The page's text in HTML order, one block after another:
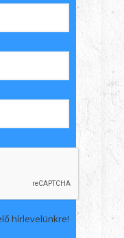
hírlevelünkre!